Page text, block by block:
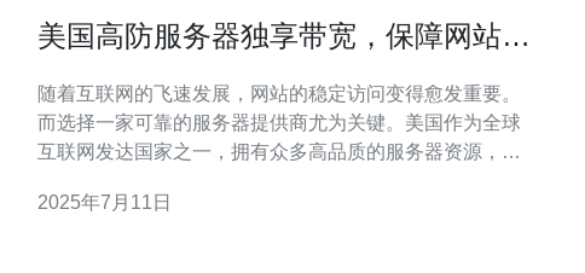
美国高防服务器独享带宽，保障网站稳
随着互联网的飞速发展，网站的稳定访问变得愈发重要。
而选择一家可靠的服务器提供商尤为关键。美国作为全球
互联网发达国家之一，拥有众多高品质的服务器资源，尤
能力，更有独享带宽的优势，能够有效保障网站的稳定访
2025年7月11日